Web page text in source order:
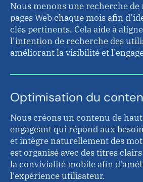
Nous menons une recherche
pages Web chaque mois afin
clés pertinents. Cela aide à
l’intention de recherche des
améliorant la visibilité et
Optimisation du
Nous créons un contenu de
engageant qui répond aux
et intègre naturellement des
est organisé avec des titres
la convivialité mobile afin
l'expérience utilisateur.